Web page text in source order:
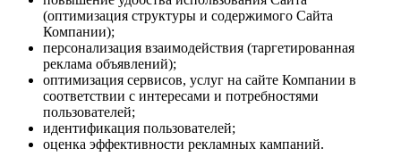
(оптимизация структуры и содержимого Сайта
Компании);
персонализация взаимодействия (таргетированная
реклама объявлений);
оптимизация сервисов, услуг на сайте Компании в
соответствии с интересами и потребностями
пользователей;
идентификация пользователей;
оценка эффективности рекламных кампаний.